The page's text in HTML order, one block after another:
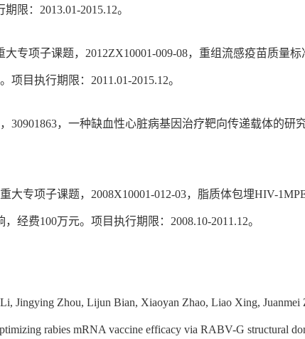
限：2013.01-2015.12。
专项子课题，2012ZX10001-009-08，重组流感疫苗质量
目执行期限：2011.01-2015.12。
30901863，一种缺血性心脏病基因治疗靶向传递载体的研
大专项子课题，2008X10001-012-03，脂质体包埋HIV-
经费100万元。项目执行期限：2008.10-2011.12。
Jingying Zhou, Lijun Bian, Xiaoyan Zhao, Liao Xing, Juanmei
rabies mRNA vaccine efficacy via RABV-G structural